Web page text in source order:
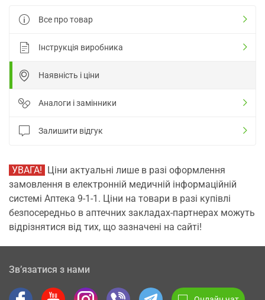
Все про товар
Інструкція виробника
Наявність і ціни
Аналоги і замінники
Залишити відгук
УВАГА! Ціни актуальні лише в разі оформлення
замовлення в електронній медичній інформаційній
системі Аптека 9-1-1. Ціни на товари в разі купівлі
безпосередньо в аптечних закладах-партнерах можуть
відрізнятися від тих, що зазначені на сайті!
Зв’язатися з нами